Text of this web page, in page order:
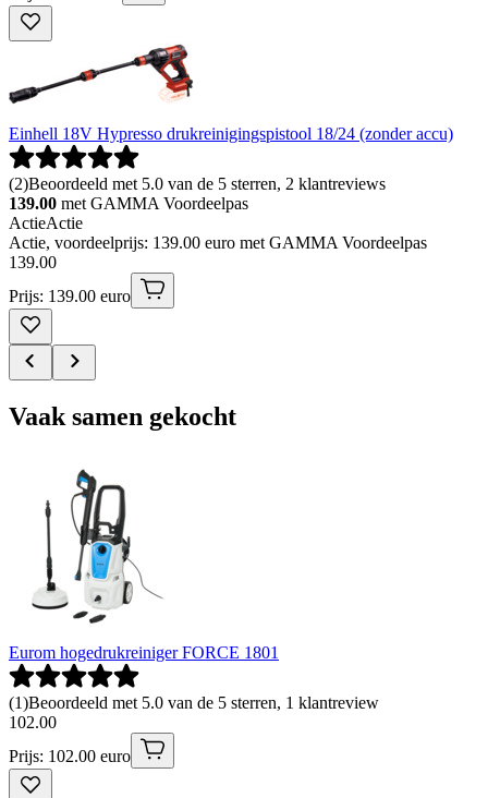
Einhell 18V Hypresso drukreinigingspistool 18/24 (zonder accu)
(2)Beoordeeld met 5.0 van de 5 sterren, 2 klantreviews
139.00 met GAMMA Voordeelpas
ActieActie
Actie, voordeelprijs: 139.00 euro met GAMMA Voordeelpas
139.00
Prijs: 139.00 euro
Vaak samen gekocht
Eurom hogedrukreiniger FORCE 1801
(1)Beoordeeld met 5.0 van de 5 sterren, 1 klantreview
102.00
Prijs: 102.00 euro